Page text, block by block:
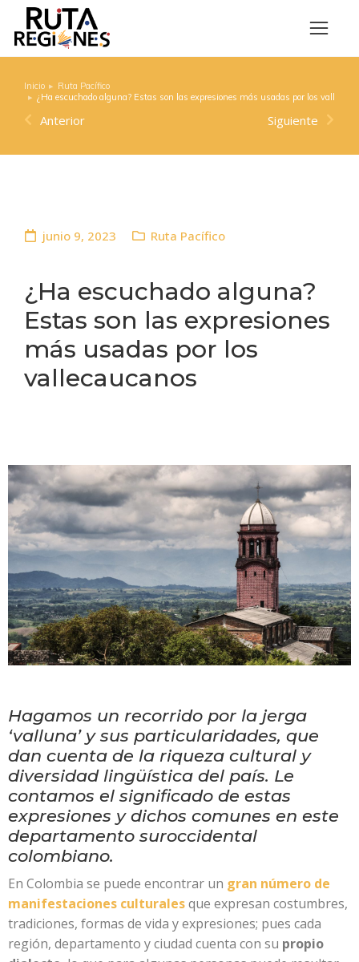
Estás aquí:
Inicio
Ruta Pacífico
¿Ha escuchado alguna? Estas son las expresiones más usadas por los
Anterior Siguiente
junio 9, 2023 Ruta Pacífico
¿Ha escuchado alguna?
Estas son las expresiones
más usadas por los
vallecaucanos
Hagamos un recorrido por la jerga
‘valluna’ y sus particularidades, que
dan cuenta de la riqueza cultural y
diversidad lingüística del país. Le
contamos el significado de estas
expresiones y dichos comunes en este
departamento suroccidental
colombiano.
En Colombia se puede encontrar un gran número de
manifestaciones culturalesque expresan costumbres,
tradiciones, formas de vida y expresiones; pues cada
región, departamento y ciudad cuenta con su propio